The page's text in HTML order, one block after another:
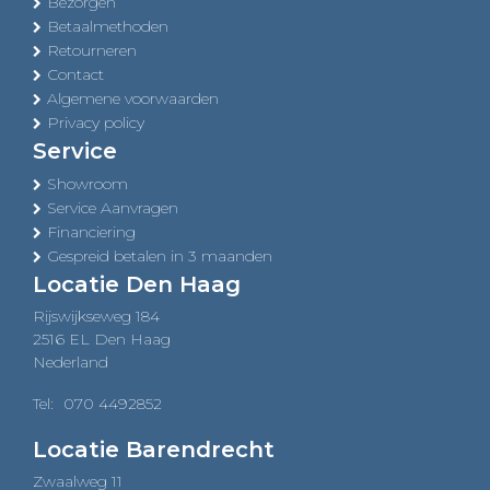
Betaalmethoden
Retourneren
Contact
Algemene voorwaarden
Privacy policy
Service
Showroom
Service Aanvragen
Financiering
Gespreid betalen in 3 maanden
Locatie Den Haag
Rijswijkseweg 184
2516 EL Den Haag
Nederland
Tel: 070 4492852
Locatie Barendrecht
Zwaalweg 11